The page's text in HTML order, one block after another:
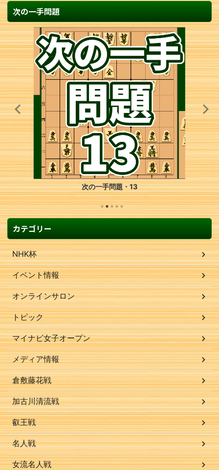
次の一手問題
次の一手問題・13
カテゴリー
NHK杯
イベント情報
オンラインサロン
トピック
マイナビ女子オープン
メディア情報
倉敷藤花戦
加古川清流戦
叡王戦
名人戦
女流名人戦